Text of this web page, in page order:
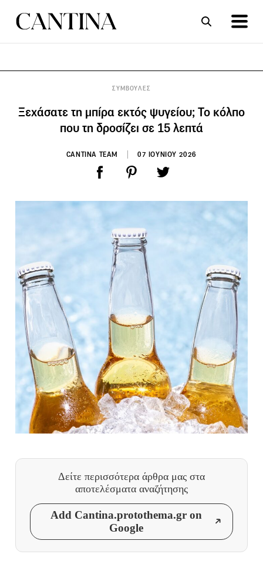
ΣΥΜΒΟΥΛΕΣ
Ξεχάσατε τη μπίρα εκτός ψυγείου; Το κόλπο
που τη δροσίζει σε 15 λεπτά
CANTINA TEAM 07 ΙΟΥΝΙΟΥ 2026
Δείτε περισσότερα άρθρα μας στα
αποτελέσματα αναζήτησης
Add Cantina.protothema.gr on
Google